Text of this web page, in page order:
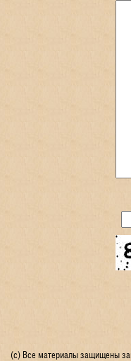
(с) Все материалы защищены